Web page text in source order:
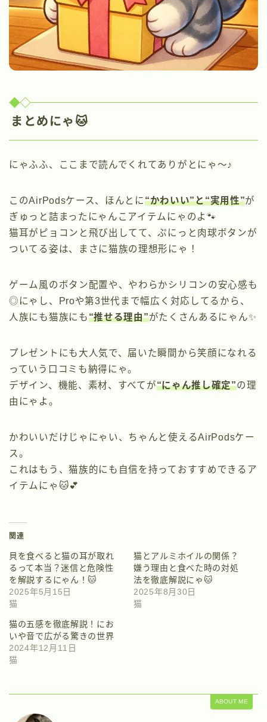
まとめにゃ🐱
にゃふふ、ここまで読んでくれてありがとにゃ〜♪
このAirPodsケース、ほんとに“かわいい”と“実用性”が
ぎゅっと詰まったにゃんこアイテムにゃのよ🐾
猫耳がピョコンと飛び出してて、ぷにっと肉球ボタンが
ついてる姿は、まさに猫族の理想形にゃ！
ゲーム風のボタン配置や、やわらかシリコンの安心感も
◎にゃし、Proや第3世代まで幅広く対応してるから、
人族にも猫族にも“推せる理由”がたくさんあるにゃん✨
プレゼントにも大人気で、届いた瞬間から笑顔になれる
っていう口コミも納得にゃ。
デザイン、機能、素材、すべてが“にゃん推し確定”の理
由にゃよ。
かわいいだけじゃにゃい、ちゃんと使えるAirPodsケー
ス。
これはもう、猫族的にも自信を持っておすすめできるア
イテムにゃ🐱💕
関連
貝を食べると猫の耳が取れ
るって本当？迷信と危険性
を解説するにゃん！🐱
2025年5月15日
猫
猫とアルミホイルの関係？
嫌う理由と食べた時の対処
法を徹底解説にゃ🐱
2025年8月30日
猫
猫の五感を徹底解説！にお
いや音で広がる驚きの世界
2024年12月11日
猫
ABOUT ME